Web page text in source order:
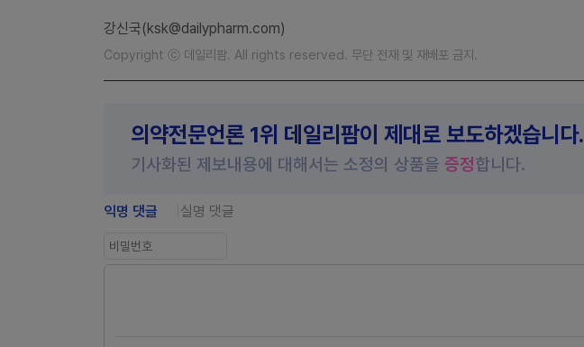
강신국(ksk@dailypharm.com)
Copyright ⓒ 데일리팜. All rights reserved. 무단 전재 및 재배포 금지.
의약전문언론 1위 데일리팜이 제대로 보도하겠습니다.
기사화된 제보내용에 대해서는 소정의 상품을 증정합니다.
익명 댓글 실명 댓글